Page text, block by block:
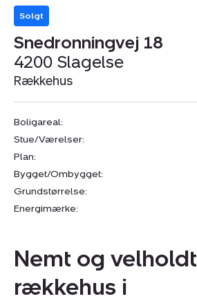
Solgt
Snedronningvej 18
4200 Slagelse
Rækkehus
Boligareal:
Stue/Værelser:
Plan:
Bygget/Ombygget:
Grundstørrelse:
Energimærke:
Nemt og velholdt
rækkehus i